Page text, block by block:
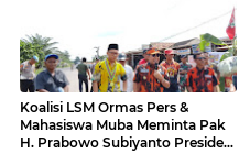
Koalisi LSM Ormas Pers &
Mahasiswa Muba Meminta Pak
H. Prabowo Subiyanto Presiden